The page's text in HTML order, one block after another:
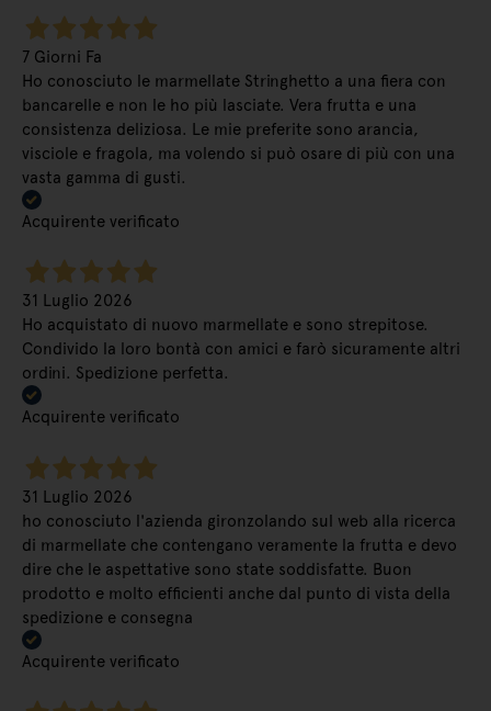
7 Giorni Fa
Ho conosciuto le marmellate Stringhetto a una fiera con
bancarelle e non le ho più lasciate. Vera frutta e una
consistenza deliziosa. Le mie preferite sono arancia,
visciole e fragola, ma volendo si può osare di più con una
vasta gamma di gusti.
Acquirente verificato
31 Luglio 2026
Ho acquistato di nuovo marmellate e sono strepitose.
Condivido la loro bontà con amici e farò sicuramente altri
ordini. Spedizione perfetta.
Acquirente verificato
31 Luglio 2026
ho conosciuto l'azienda gironzolando sul web alla ricerca
di marmellate che contengano veramente la frutta e devo
dire che le aspettative sono state soddisfatte. Buon
prodotto e molto efficienti anche dal punto di vista della
spedizione e consegna
Acquirente verificato